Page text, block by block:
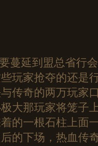
蔓延到盟总省行
玩家抢夺的还是
传奇的两万玩家
大那玩家将笼子
的一根石柱上面
的下场，热血传